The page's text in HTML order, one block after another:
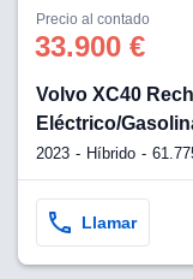
Precio al contado
33.900 €
Volvo XC40
Eléctrico/
2023 Híbrido
Llamar